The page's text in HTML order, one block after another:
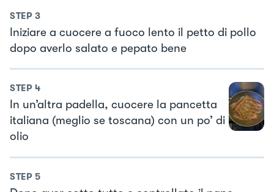
STEP 3
Iniziare a cuocere a fuoco lento il petto di pollo
dopo averlo salato e pepato bene
STEP 4
In un’altra padella, cuocere la pancetta
italiana (meglio se toscana) con un po’ di
olio
STEP 5